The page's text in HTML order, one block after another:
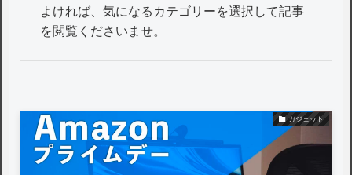
よければ、気になるカテゴリーを選択して記事
を閲覧くださいませ。
ガジェット